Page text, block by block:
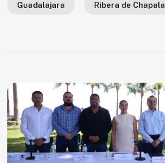
Guadalajara Ribera de Chapala